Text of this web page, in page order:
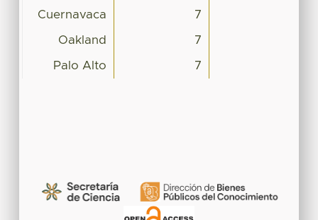
Cuernavaca 7
Oakland 7
Palo Alto 7